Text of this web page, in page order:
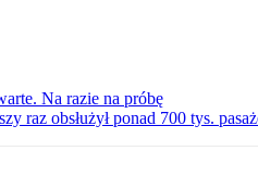
Na razie na próbę
raz obsłużył ponad 700 tys.